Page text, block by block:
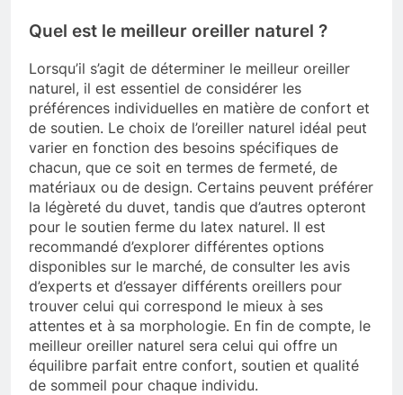
Quel est le meilleur oreiller naturel ?
Lorsqu’il s’agit de déterminer le meilleur oreiller
naturel, il est essentiel de considérer les
préférences individuelles en matière de confort et
de soutien. Le choix de l’oreiller naturel idéal peut
varier en fonction des besoins spécifiques de
chacun, que ce soit en termes de fermeté, de
matériaux ou de design. Certains peuvent préférer
la légèreté du duvet, tandis que d’autres opteront
pour le soutien ferme du latex naturel. Il est
recommandé d’explorer différentes options
disponibles sur le marché, de consulter les avis
d’experts et d’essayer différents oreillers pour
trouver celui qui correspond le mieux à ses
attentes et à sa morphologie. En fin de compte, le
meilleur oreiller naturel sera celui qui offre un
équilibre parfait entre confort, soutien et qualité
de sommeil pour chaque individu.